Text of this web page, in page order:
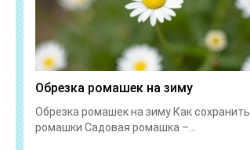
Обрезка ромашек на зиму
Обрезка ромашек на зиму Как сохранить
ромашки Садовая ромашка –...